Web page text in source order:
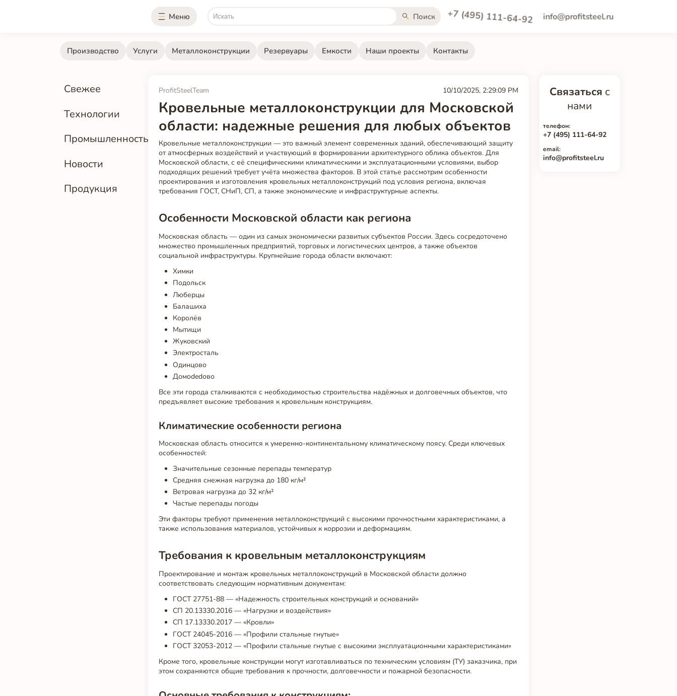
Меню Поиск +7 (495) 111-64-92 info@profitsteel.ru
Производство Услуги Металлоконструкции Резервуары Емкости Наши проекты Контакты
Свежее
Технологии
Промышленность
Новости
Продукция
ProfitSteelTeam 10/10/2025, 2:29:09 PM
Кровельные металлоконструкции для Московской
области: надежные решения для любых объектов
Кровельные металлоконструкции — это важный элемент современных зданий, обеспечивающий защиту
от атмосферных воздействий и участвующий в формировании архитектурного облика объектов. Для
Московской области, с её специфическими климатическими и эксплуатационными условиями, выбор
подходящих решений требует учёта множества факторов. В этой статье рассмотрим особенности
проектирования и изготовления кровельных металлоконструкций под условия региона, включая
требования ГОСТ, СНиП, СП, а также экономические и инфраструктурные аспекты.
Особенности Московской области как региона
Московская область — один из самых экономически развитых субъектов России. Здесь сосредоточено
множество промышленных предприятий, торговых и логистических центров, а также объектов
социальной инфраструктуры. Крупнейшие города области включают:
Химки
Подольск
Люберцы
Балашиха
Королёв
Мытищи
Жуковский
Электросталь
Одинцово
Домodedово
Все эти города сталкиваются с необходимостью строительства надёжных и долговечных объектов, что
предъявляет высокие требования к кровельным конструкциям.
Климатические особенности региона
Московская область относится к умеренно-континентальному климатическому поясу. Среди ключевых
особенностей:
Значительные сезонные перепады температур
Средняя снежная нагрузка до 180 кг/м²
Ветровая нагрузка до 32 кг/м²
Частые перепады погоды
Эти факторы требуют применения металлоконструкций с высокими прочностными характеристиками, а
также использования материалов, устойчивых к коррозии и деформациям.
Требования к кровельным металлоконструкциям
Проектирование и монтаж кровельных металлоконструкций в Московской области должно
соответствовать следующим нормативным документам:
ГОСТ 27751-88 — «Надежность строительных конструкций и оснований»
СП 20.13330.2016 — «Нагрузки и воздействия»
СП 17.13330.2017 — «Кровли»
ГОСТ 24045-2016 — «Профили стальные гнутые»
ГОСТ 32053-2012 — «Профили стальные гнутые с высокими эксплуатационными характеристиками»
Кроме того, кровельные конструкции могут изготавливаться по техническим условиям (ТУ) заказчика, при
этом сохраняются общие требования к прочности, долговечности и пожарной безопасности.
Связаться с
нами
телефон:
+7 (495) 111-64-92
email:
info@profitsteel.ru